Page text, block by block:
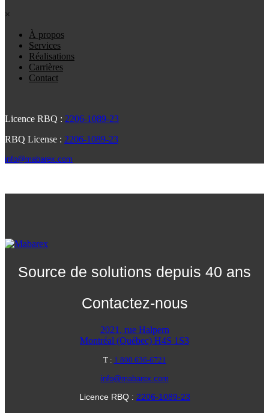
×
À propos
Services
Réalisations
Carrières
Contact
Licence RBQ : 2206-1089-23
RBQ License : 2206-1089-23
info@mabarex.com
Source de solutions depuis 40 ans
Contactez-nous
2021, rue Halpern
Montréal (Québec) H4S 1S3
T : 1 800 636-6721
info@mabarex.com
Licence RBQ : 2206-1089-23